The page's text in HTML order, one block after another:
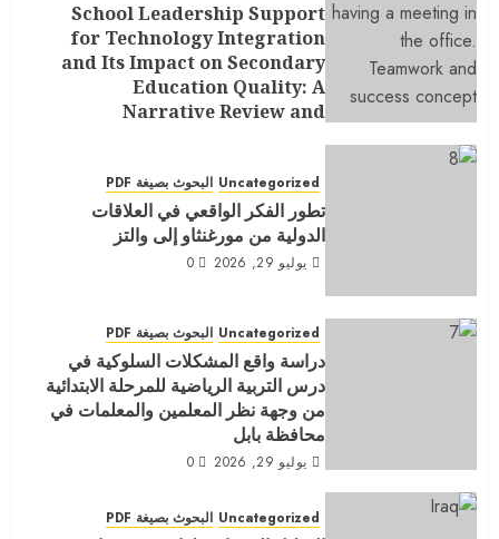
School Leadership Support
for Technology Integration
and Its Impact on Secondary
Education Quality: A
Narrative Review and
Uncategorized البحوث بصيغة PDF
تطور الفكر الواقعي في العلاقات
الدولية من مورغنثاو إلى والتز
يوليو 29, 2026 0
Uncategorized البحوث بصيغة PDF
دراسة واقع المشكلات السلوكية في
درس التربية الرياضية للمرحلة الابتدائية
من وجهة نظر المعلمين والمعلمات في
محافظة بابل
يوليو 29, 2026 0
Uncategorized البحوث بصيغة PDF